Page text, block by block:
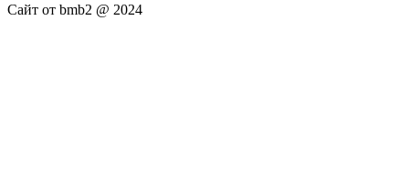
Сайт от bmb2 @ 2024